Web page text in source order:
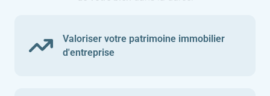
Valoriser votre patrimoine immobilier
d'entreprise